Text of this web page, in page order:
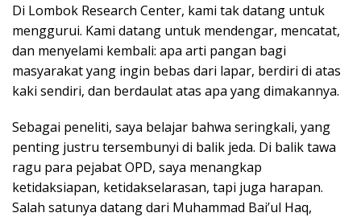
Di Lombok Research Center, kami tak datang untuk
menggurui. Kami datang untuk mendengar, mencatat,
dan menyelami kembali: apa arti pangan bagi
masyarakat yang ingin bebas dari lapar, berdiri di atas
kaki sendiri, dan berdaulat atas apa yang dimakannya.
Sebagai peneliti, saya belajar bahwa seringkali, yang
penting justru tersembunyi di balik jeda. Di balik tawa
ragu para pejabat OPD, saya menangkap
ketidaksiapan, ketidakselarasan, tapi juga harapan.
Salah satunya datang dari Muhammad Bai’ul Haq,